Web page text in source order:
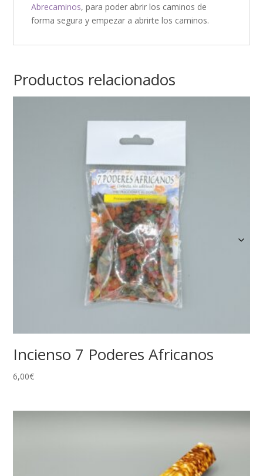
Abrecaminos, para poder abrir los caminos de
forma segura y empezar a abrirte los caminos.
Productos relacionados
Incienso 7 Poderes Africanos
6,00€